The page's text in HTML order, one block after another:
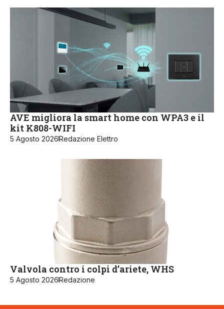
AVE migliora la smart home con WPA3 e il
kit K808-WIFI
5 Agosto 2026Redazione Elettro
Valvola contro i colpi d’ariete, WHS
5 Agosto 2026Redazione